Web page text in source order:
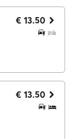
€ 13.50
€ 13.50